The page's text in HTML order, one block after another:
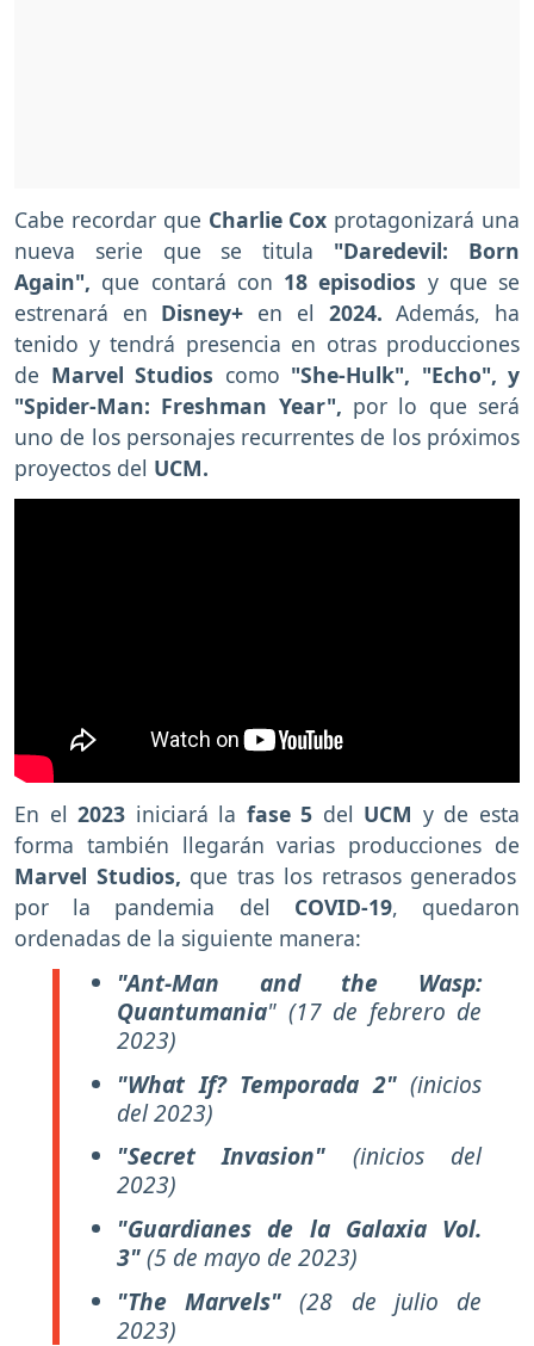
Cabe recordar que Charlie Cox protagonizará una
nueva serie que se titula "Daredevil: Born
Again", que contará con 18 episodios y que se
estrenará en Disney+ en el 2024.Además, ha
tenido y tendrá presencia en otras producciones
de Marvel Studios como "She-Hulk", "Echo", y
"Spider-Man: Freshman Year", por lo que será
uno de los personajes recurrentes de los próximos
proyectos del UCM.
En el2023 iniciará la fase 5 del UCM y de esta
forma también llegarán varias producciones de
Marvel Studios, que tras los retrasos generados
por la pandemia del COVID-19, quedaron
ordenadas de la siguiente manera:
"Ant-Man and the Wasp:
Quantumania" (17 de febrero de
2023)
"What If? Temporada 2"(inicios
del 2023)
"Secret Invasion" (inicios del
2023)
"Guardianes de la Galaxia Vol.
3"(5 de mayo de 2023)
"The Marvels"(28 de julio de
2023)